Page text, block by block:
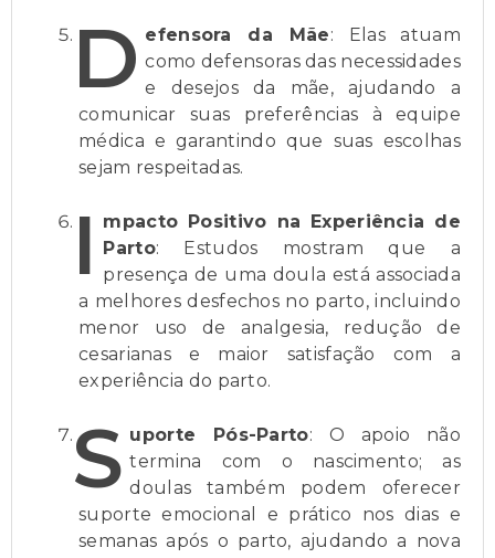
D efensora da Mãe: Elas atuam
como defensoras das necessidades
e desejos da mãe, ajudando a
comunicar suas preferências à equipe
médica e garantindo que suas escolhas
sejam respeitadas.
I
mpacto Positivo na Experiência de
Parto: Estudos mostram que a
presença de uma doula está associada
a melhores desfechos no parto, incluindo
menor uso de analgesia, redução de
cesarianas e maior satisfação com a
experiência do parto.
S uporte Pós-Parto: O apoio não
termina com o nascimento; as
doulas também podem oferecer
suporte emocional e prático nos dias e
semanas após o parto, ajudando a nova